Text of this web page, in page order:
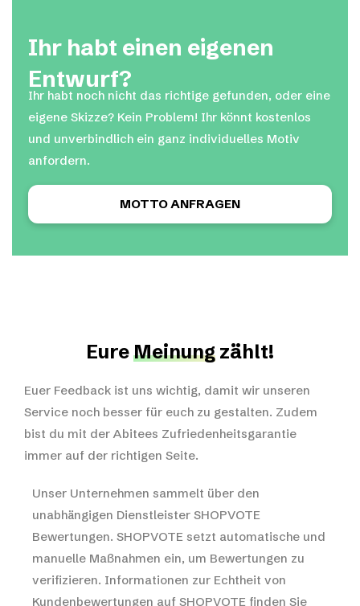
Ihr habt einen eigenen
Entwurf?
Ihr habt noch nicht das richtige gefunden, oder eine
eigene Skizze? Kein Problem! Ihr könnt kostenlos
und unverbindlich ein ganz individuelles Motiv
anfordern.
MOTTO ANFRAGEN
EureMeinung zählt!
Euer Feedback ist uns wichtig, damit wir unseren
Service noch besser für euch zu gestalten. Zudem
bist du mit der Abitees Zufriedenheitsgarantie
immer auf der richtigen Seite.
Unser Unternehmen sammelt über den
unabhängigen Dienstleister SHOPVOTE
Bewertungen. SHOPVOTE setzt automatische und
manuelle Maßnahmen ein, um Bewertungen zu
verifizieren. Informationen zur Echtheit von
Kundenbewertungen auf SHOPVOTE finden Sie